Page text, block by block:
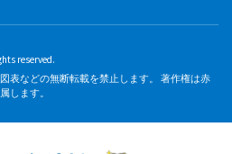
reserved.
表などの無断転載を禁止します。 著作権は赤
します。